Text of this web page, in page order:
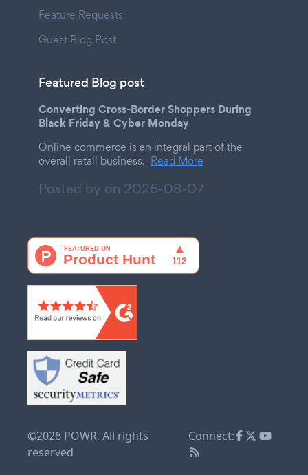
Feature Requests
Guest Blog Post
Featured Blog post
Converting Cross-Border Shoppers During
Black Friday & Cyber Monday
Online commerce is an integral part of the
overall retail business. Read More
Posted by on 2026-08-07
©2026 POWR. All rights
reserved
Connect: